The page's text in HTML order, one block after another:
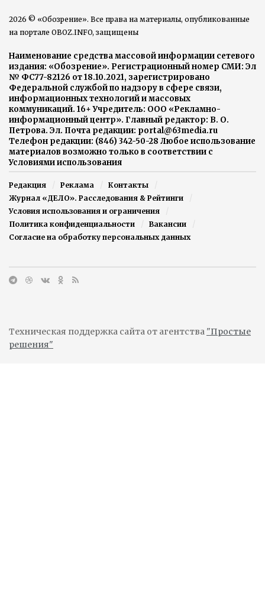
2026 © «Обозрение». Все права на материалы, опубликованные
на портале OBOZ.INFO, защищены
Наименование средства массовой информации сетевого
издания: «Обозрение». Регистрационный номер СМИ: Эл
№ ФС77-82126 от 18.10.2021, зарегистрировано
Федеральной службой по надзору в сфере связи,
информационных технологий и массовых
коммуникаций. 16+ Учредитель: ООО «Рекламно-
информационный центр». Главный редактор: В. О.
Петрова. Эл. Почта редакции: portal@63media.ru
Телефон редакции: (846) 342-50-28 Любое использование
материалов возможно только в соответствии с
Условиями использования
Редакция Реклама
Контакты
Журнал «ДЕЛО». Расследования & Рейтинги
Условия использования и ограничения
Политика конфиденциальности
Вакансии
Согласие на обработку персональных данных
Техническая поддержка сайта от агентства "Простые
решения"